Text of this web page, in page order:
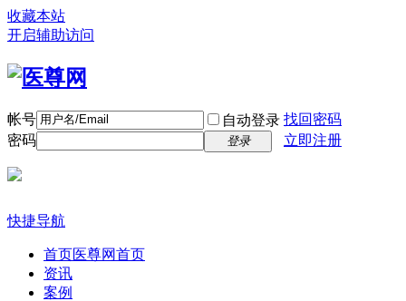
收藏本站
开启辅助访问
帐号 自动登录 找回密码
密码
登录 立即注册
快捷导航
首页医尊网首页
资讯
案例